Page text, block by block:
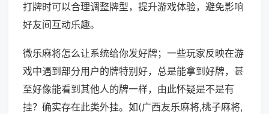
打牌时可以合理调整牌型，提升游戏体验，避免影响
好友间互动乐趣。
微乐麻将怎么让系统给你发好牌；一些玩家反映在游
戏中遇到部分用户的牌特别好，总是能拿到好牌，甚
至好像能看到其他人的牌一样，由此怀疑是不是有
挂？确实存在此类外挂。如(广西友乐麻将,桃子麻将,